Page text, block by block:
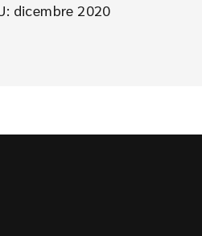
dicembre 2020